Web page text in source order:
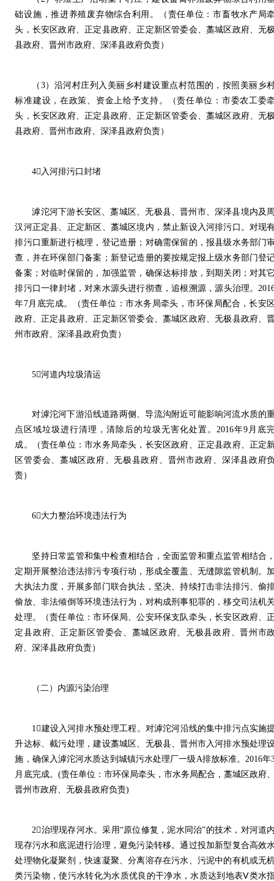
础设施，推进养殖废弃物综合利用。（责任单位：市畜牧水产局
头，长安区政府、正定县政府、正定新区管委会、藁城区政府、无
县政府、晋州市政府、深泽县政府负责）
（3）沿河村庄列入美丽乡村建设重点村范围的，按照美丽乡
标准建设，在政策、资金上给予支持。（责任单位：市委农工委
头，长安区政府、正定县政府、正定新区管委会、藁城区政府、无
县政府、晋州市政府、深泽县政府负责）
4入河排污口封堵
滹沱河下游长安区、藁城区、无极县、晋州市、深泽县境内及
汉河正定县、正定新区、藁城区境内，禁止新设入河排污口。对现
排污口重新进行梳理，登记造册；对确需保留的，报县级水务部门
查，并在环保部门备案；新登记造册的要按规定报上级水务部门登
备案；对临时保留的，加强监管，确保达标排放，到期关闭；对其
排污口一律封堵，对来水源头进行彻查，追根溯源，源头治理。
年7月底完成。（责任单位：市水务局牵头，市环保局配合，长安
政府、正定县政府、正定新区管委会、藁城区政府、无极县政府、
州市政府、深泽县政府负责）
5河道内垃圾清运
对滹沱河下游沿线道路两侧、导流沟附近可能影响河流水质的
点区域垃圾进行清理，清除后的垃圾无害化处置。2016年9月底
成。（责任单位：市水务局牵头，长安区政府、正定县政府、正定
区管委会、藁城区政府、无极县政府、晋州市政府、深泽县政府
责）
6大力整治环境违法行为
坚持日常监管和集中检查相结合，全面监管和重点监管相结合
定期开展整治违法排污专项行动，形成全覆盖、无缝隙监管机制。
大执法力度，开展多部门联合执法，坚决、持续打击非法排污、偷
偷放、非法倾倒等环境违法行为，对构成刑事犯罪的，移交司法机
处理。（责任单位：市环保局、公安环保支队牵头，长安区政府、
定县政府、正定新区管委会、藁城区政府、无极县政府、晋州市
府、深泽县政府负责）
（二）内源污染治理
1建设入河排水预处理工程。对滹沱河沿线的集中排污点实施
升达标、截污处理，建设藁城区、无极县、晋州市入河排水预处理
施，确保入滹沱河水质达到城镇污水处理厂一级A排放标准。2016年
月底完成。(责任单位：市环保局牵头，市水务局配合，藁城区政府
晋州市政府、无极县政府负责)
2治理现存河水。采用“原位修复，泥水同治”的技术，对河道
现存污水和底泥进行治理，避免污染转移。通过投加新型复合高效
处理物化凝聚剂，快速凝聚、分离溶存在污水、污泥中的有机或无
类污染物，使污水转化为水质优良的干净水，水质达到地表Ⅴ类水